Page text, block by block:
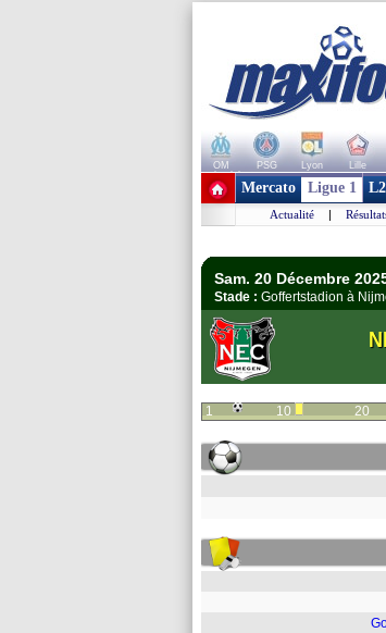
OM PSG Lyon Lille
+ de clubs
Mercato Ligue 1
Actualité |
Sam. 20 Décembre
Stade : Goffertstadion à
1 10 20